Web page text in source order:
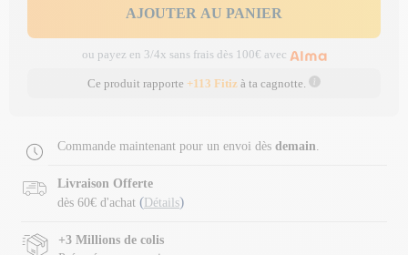
AJOUTER AU PANIER
ou payez en 3/4x sans frais dès 100€ avec
Ce produit rapporte +113 Fitiz à ta cagnotte.
Commande maintenant pour un envoi dès demain.
Livraison Offerte
dès 60€ d'achat ( Détails)
+3 Millions de colis